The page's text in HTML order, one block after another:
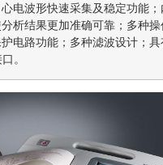
电波形快速采集及稳定功能
析结果更加准确可靠；多种
电路功能；多种滤波设计；具
。